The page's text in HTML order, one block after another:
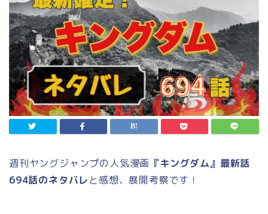
週刊ヤングジャンプの人気漫画 『キングダム』最新話
694話のネタバレと感想、展開考察です！